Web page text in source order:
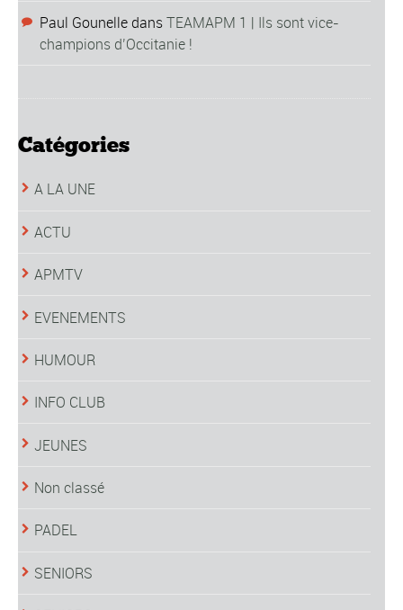
Paul Gounelle dansTEAMAPM 1 | Ils sont vice-
champions d’Occitanie !
Catégories
A LA UNE
ACTU
APMTV
EVENEMENTS
HUMOUR
INFO CLUB
JEUNES
Non classé
PADEL
SENIORS